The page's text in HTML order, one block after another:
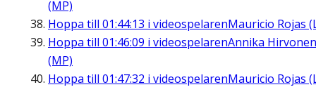
(MP)
Hoppa till 01:44:13 i videospelarenMauricio Rojas
Hoppa till 01:46:09 i videospelarenAnnika Hirvonen
(MP)
Hoppa till 01:47:32 i videospelarenMauricio Rojas